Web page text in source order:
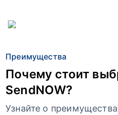
Преимущества
Почему стоит
SendNOW?
Узнайте о